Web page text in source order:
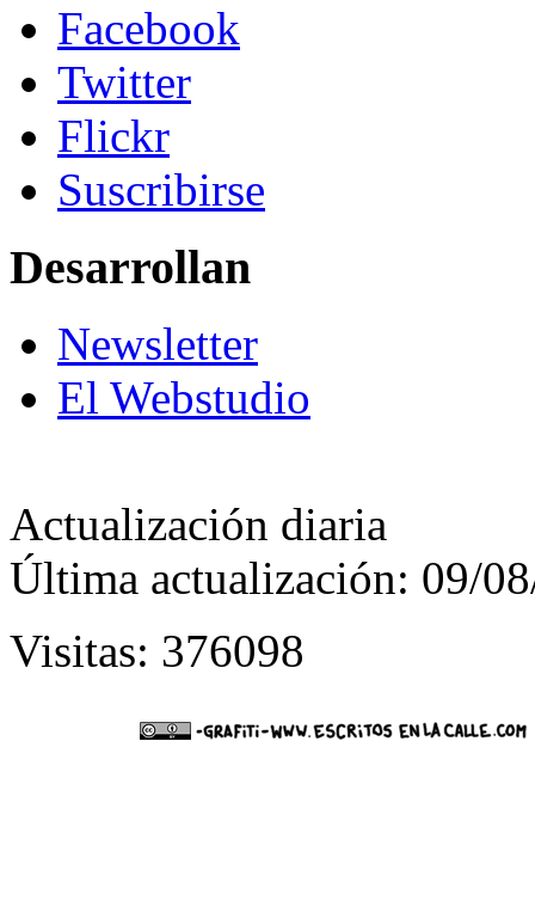
Facebook
Twitter
Flickr
Suscribirse
Desarrollan
Newsletter
El Webstudio
Actualización diaria
Última actualización: 09/
Visitas: 376098